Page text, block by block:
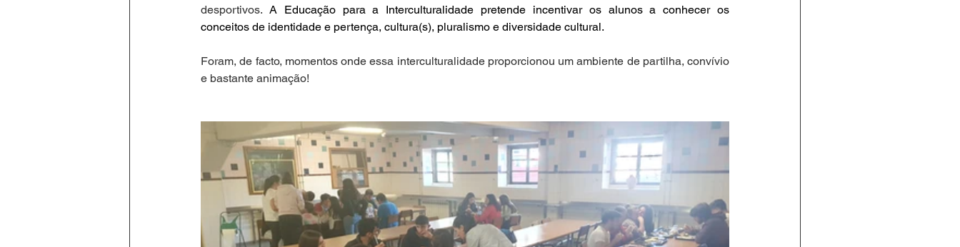
desportivos. A Educação para a Interculturalidade pretende incentivar os alunos a conhecer os
conceitos de identidade e pertença, cultura(s), pluralismo e diversidade cultural.
Foram, de facto, momentos onde essa interculturalidade proporcionou um ambiente de partilha, convívio
e bastante animação!